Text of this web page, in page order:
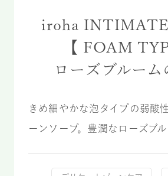
iroha
【 FOAM
ローズブルーム
きめ細やかな泡タイプの弱酸
ーンソープ。豊潤なローズブル